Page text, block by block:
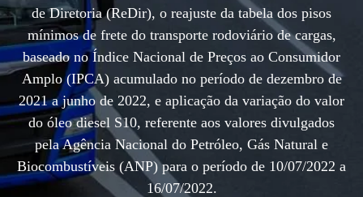
de Diretoria (ReDir), o reajuste da tabela dos pisos
mínimos de frete do transporte rodoviário de cargas,
baseado no Índice Nacional de Preços ao Consumidor
Amplo (IPCA) acumulado no período de dezembro de
2021 a junho de 2022, e aplicação da variação do valor
do óleo diesel S10, referente aos valores divulgados
pela Agência Nacional do Petróleo, Gás Natural e
Biocombustíveis (ANP) para o período de 10/07/2022 a
16/07/2022.